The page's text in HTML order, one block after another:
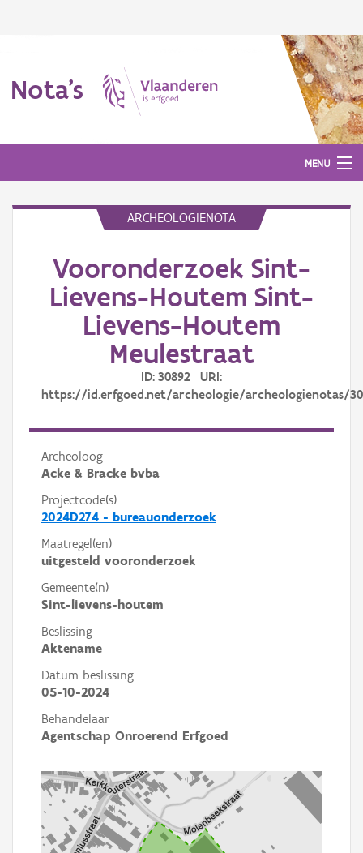
Nota's
MENU
Aanmelden
ARCHEOLOGIENOTA
Vooronderzoek Sint-
Lievens-Houtem Sint-
Lievens-Houtem
Meulestraat
ID: 30892 URI:
https://id.erfgoed.net/archeologie/archeologienotas/
Archeoloog
Acke & Bracke bvba
Projectcode(s)
2024D274 - bureauonderzoek
Maatregel(en)
uitgesteld vooronderzoek
Gemeente(n)
Sint-lievens-houtem
Beslissing
Aktename
Datum beslissing
05-10-2024
Behandelaar
Agentschap Onroerend Erfgoed